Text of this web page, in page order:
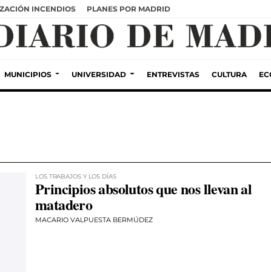
INCENDIOS PLANES POR MADRID
MUNICIPIOS UNIVERSIDAD ENTREVISTAS CULTURA
LOS TRABAJOS Y LOS DÍAS
Principios absolutos que nos llevan al
matadero
MACARIO VALPUESTA BERMÚDEZ